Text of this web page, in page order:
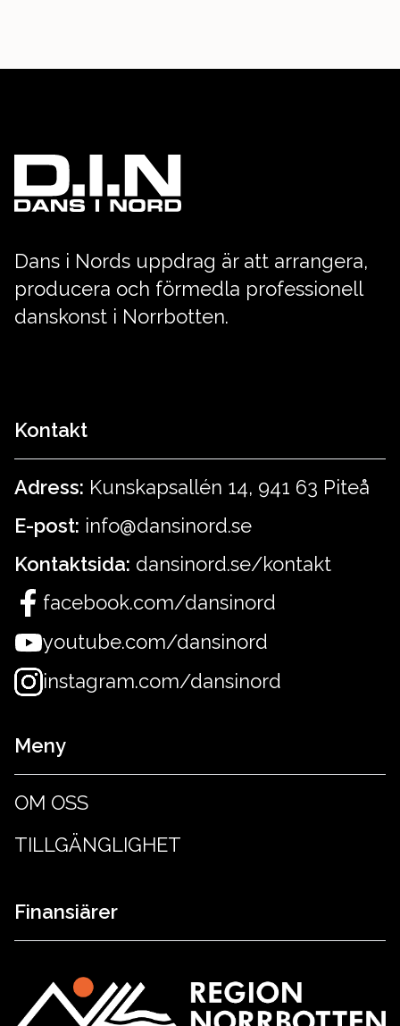
Dans i Nords uppdrag är att arrangera,
producera och förmedla professionell
danskonst i Norrbotten.
Kontakt
Adress: Kunskapsallén 14, 941 63 Piteå
E-post: info@dansinord.se
Kontaktsida: dansinord.se/kontakt
facebook.com/dansinord
youtube.com/dansinord
instagram.com/dansinord
Meny
OM OSS
TILLGÄNGLIGHET
Finansiärer